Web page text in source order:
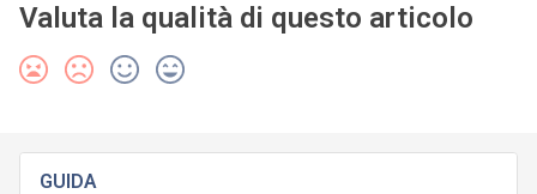
Valuta la qualità di questo articolo
GUIDA